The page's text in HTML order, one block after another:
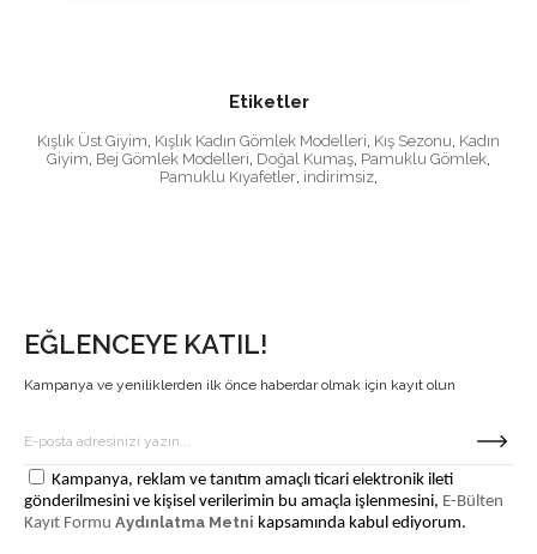
Etiketler
Kışlık Üst Giyim, Kışlık Kadın Gömlek Modelleri, Kış Sezonu, Kadın
Giyim, Bej Gömlek Modelleri, Doğal Kumaş, Pamuklu Gömlek,
Pamuklu Kıyafetler, indirimsiz,
EĞLENCEYE KATIL!
Kampanya ve yeniliklerden ilk önce haberdar olmak için kayıt olun
Kampanya, reklam ve tanıtım amaçlı ticari elektronik ileti
gönderilmesini ve kişisel verilerimin bu amaçla işlenmesini, E-Bülten
Kayıt Formu Aydınlatma Metni kapsamında kabul ediyorum.